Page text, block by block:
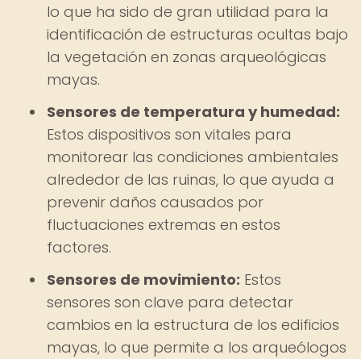
lo que ha sido de gran utilidad para la
identificación de estructuras ocultas bajo
la vegetación en zonas arqueológicas
mayas.
Sensores de temperatura y humedad:
Estos dispositivos son vitales para
monitorear las condiciones ambientales
alrededor de las ruinas, lo que ayuda a
prevenir daños causados por
fluctuaciones extremas en estos
factores.
Sensores de movimiento: Estos
sensores son clave para detectar
cambios en la estructura de los edificios
mayas, lo que permite a los arqueólogos